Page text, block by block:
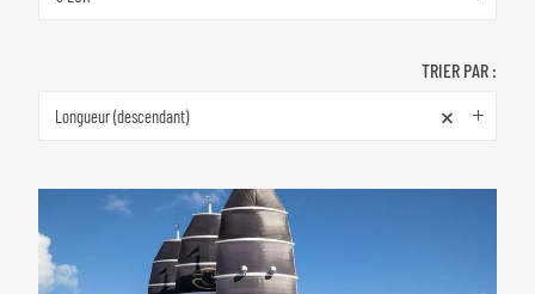
TRIER PAR :
Longueur (descendant) ×